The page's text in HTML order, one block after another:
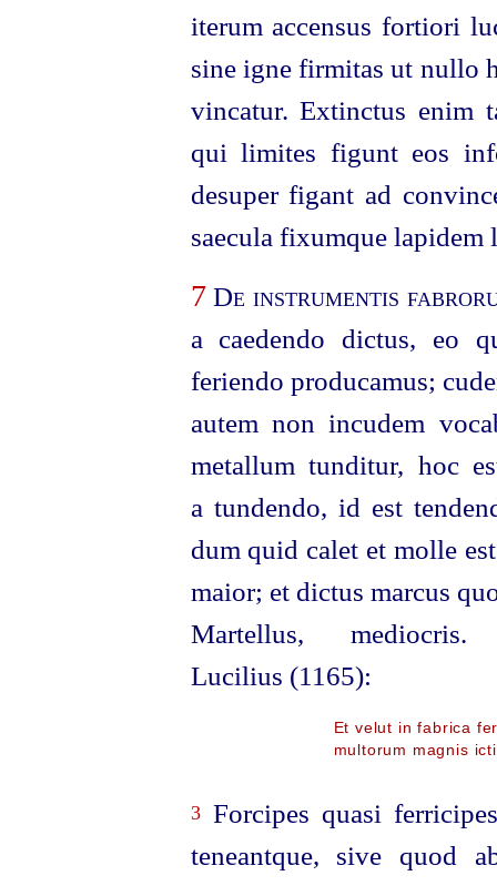
iterum accensus fortiori
sine igne firmitas ut nullo
vincatur. Extinctus enim
qui limites figunt eos
desuper figant ad
saecula fixumque lapidem
7 De instrumentis
a caedendo dictus, eo
feriendo producamus;
autem non incudem
metallum tunditur, hoc
a tundendo, id est
dum quid calet et molle
maior; et dictus marcus
Martellus,
Lucilius (1165):
Et velut in fabrica
multorum magnis
3Forcipes quasi
teneantque, sive quod